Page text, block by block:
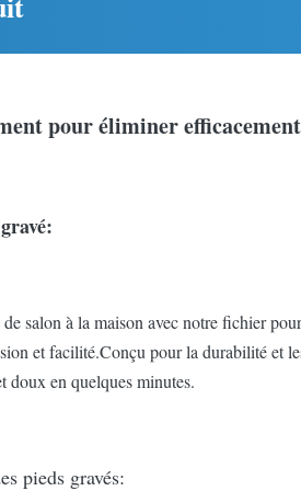
pour éliminer
salon à la maison avec notre fichier
et facilité.Conçu pour la durabilité
doux en quelques minutes.
pieds gravés: